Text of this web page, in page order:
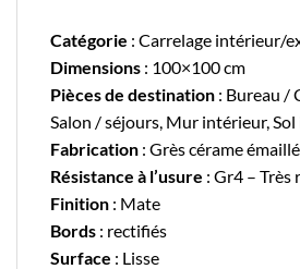
Catégorie : Carrelage intérieur/
Dimensions : 100×100 cm
Pièces de destination : Bureau /
Salon / séjours, Mur intérieur,
Fabrication : Grès cérame émaillé
Résistance à l’usure : Gr4 – Très
Finition : Mate
Bords : rectifiés
Surface : Lisse